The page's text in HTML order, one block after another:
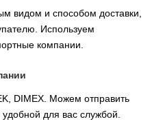
видом и способом доставки,
Используем
компании.
DIMEX. Можем отправить
для вас службой.